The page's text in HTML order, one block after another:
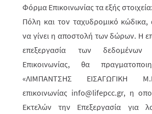
Φόρμα Επικοινωνίας τα εξής
Πόλη και τον ταχυδρομικό κώδικα,
να γίνει η αποστολή των δώρων. Η
επεξεργασία των
Επικοινωνίας, θα
«ΛΙΜΠΑΝΤΣΗΣ ΕΙΣΑΓΩΓΙΚΗ
επικοινωνίας info@lifepcc.gr, η
Εκτελών την Επεξεργασία για